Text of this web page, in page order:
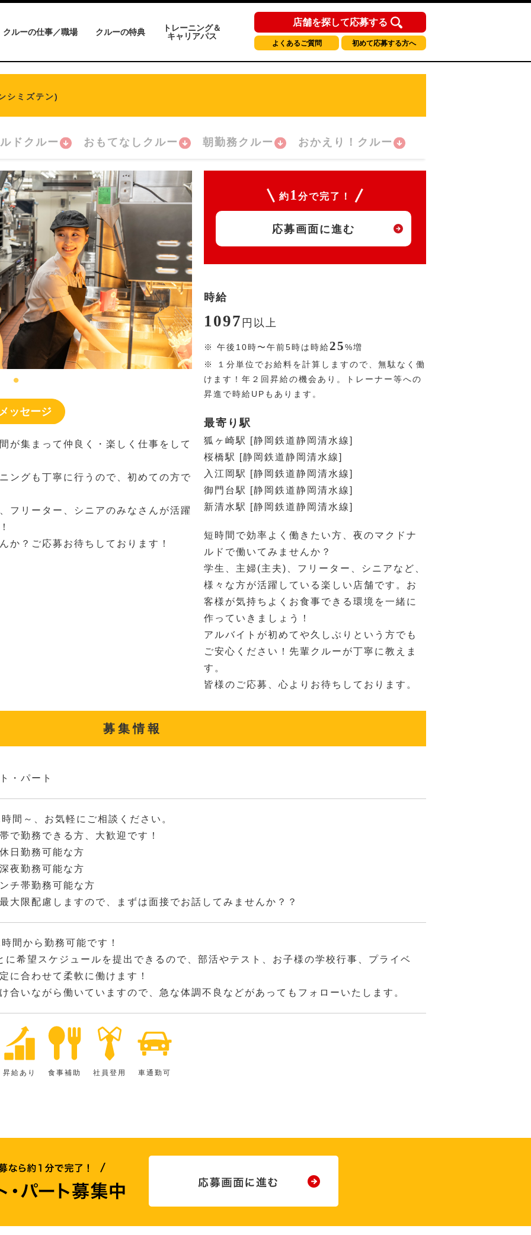
クルーの仕事／職場 クルーの特典
トレーニング＆
キャリアパス
店舗を探して応募する
よくあるご質問 初めて応募する方へ
シミズテン)
ドクルー おもてなしクルー 朝勤務クルー おかえり！クルー
ッセージ
が集まって仲良く・楽しく仕事をして
ングも丁寧に行うので、初めての方で
フリーター、シニアのみなさんが活躍
か？ご応募お待ちしております！
約 1 分で完了！
応募画面に進む
時給
1097 円 以上
※ 午後10時〜午前5時は時給25%増
※
１分単位でお給料を計算しますので、無駄なく働
けます！年２回昇給の機会あり。トレーナー等への
昇進で時給UPもあります。
最寄り駅
狐ヶ崎駅 [静岡鉄道静岡清水線]
桜橋駅 [静岡鉄道静岡清水線]
入江岡駅 [静岡鉄道静岡清水線]
御門台駅 [静岡鉄道静岡清水線]
新清水駅 [静岡鉄道静岡清水線]
短時間で効率よく働きたい方、夜のマクドナ
ルドで働いてみませんか？
学生、主婦(主夫)、フリーター、シニアなど、
様々な方が活躍している楽しい店舗です。お
客様が気持ちよくお食事できる環境を一緒に
作っていきましょう！
アルバイトが初めてや久しぶりという方でも
ご安心ください！先輩クルーが丁寧に教えま
す。
皆様のご応募、心よりお待ちしております。
募集情報
・パート
間～、お気軽にご相談ください。
で勤務できる方、大歓迎です！
日勤務可能な方
夜勤務可能な方
チ帯勤務可能な方
大限配慮しますので、まずは面接でお話してみませんか？？
間から勤務可能です！
に希望スケジュールを提出できるので、部活やテスト、お子様の学校行事、プライベ
に合わせて柔軟に働けます！
合いながら働いていますので、急な体調不良などがあってもフォローいたします。
昇給あり 食事補助 社員登用 車通勤可